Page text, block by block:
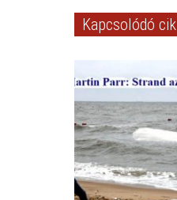
Kapcsolódó